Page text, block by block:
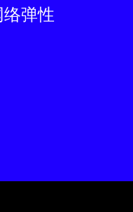
弹性